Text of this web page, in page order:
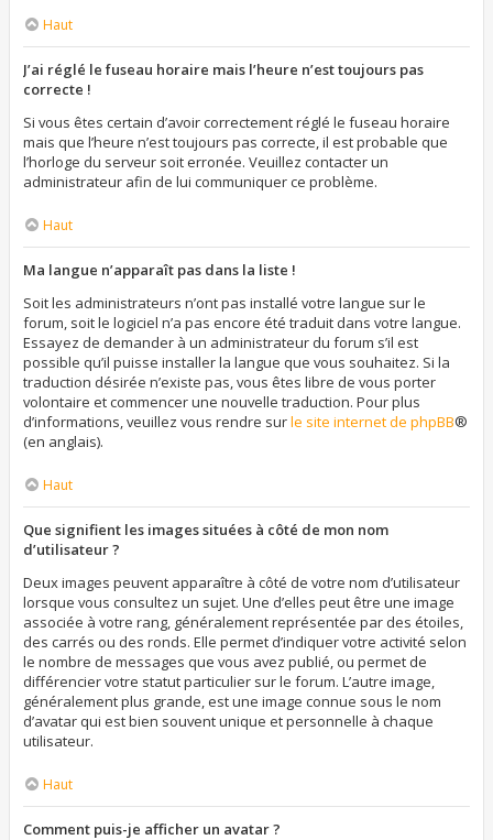
Haut
J’ai réglé le fuseau horaire mais l’heure n’est toujours pas
correcte !
Si vous êtes certain d’avoir correctement réglé le fuseau horaire
mais que l’heure n’est toujours pas correcte, il est probable que
l’horloge du serveur soit erronée. Veuillez contacter un
administrateur afin de lui communiquer ce problème.
Haut
Ma langue n’apparaît pas dans la liste !
Soit les administrateurs n’ont pas installé votre langue sur le
forum, soit le logiciel n’a pas encore été traduit dans votre langue.
Essayez de demander à un administrateur du forum s’il est
possible qu’il puisse installer la langue que vous souhaitez. Si la
traduction désirée n’existe pas, vous êtes libre de vous porter
volontaire et commencer une nouvelle traduction. Pour plus
d’informations, veuillez vous rendre surle site internet de phpBB®
(en anglais).
Haut
Que signifient les images situées à côté de mon nom
d’utilisateur ?
Deux images peuvent apparaître à côté de votre nom d’utilisateur
lorsque vous consultez un sujet. Une d’elles peut être une image
associée à votre rang, généralement représentée par des étoiles,
des carrés ou des ronds. Elle permet d’indiquer votre activité selon
le nombre de messages que vous avez publié, ou permet de
différencier votre statut particulier sur le forum. L’autre image,
généralement plus grande, est une image connue sous le nom
d’avatar qui est bien souvent unique et personnelle à chaque
utilisateur.
Haut
Comment puis-je afficher un avatar ?